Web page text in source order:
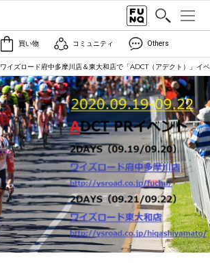
買い物 コミュニティ Others
ワイズロード府中多摩川店＆東大和店で「ADCT（アデクト）」イ